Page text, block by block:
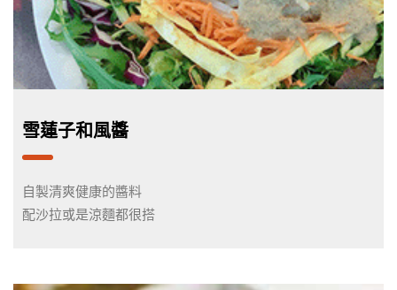
雪蓮子和風醬
自製清爽健康的醬料
配沙拉或是涼麵都很搭